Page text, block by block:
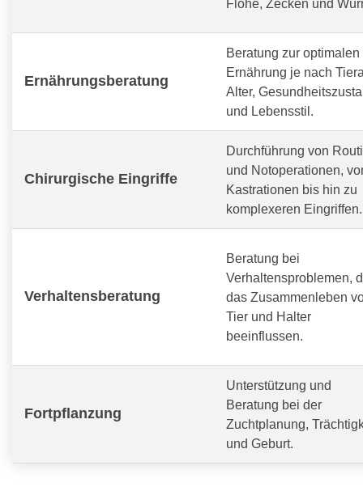
Flöhe, Zecken und
Ernährungsberatung
Beratung zur optimalen
Ernährung je nach
Alter,
und Lebensstil.
Chirurgische Eingriffe
Durchführung von
und Notoperationen,
Kastrationen bis hin zu
komplexeren Eingriffen.
Verhaltensberatung
Beratung bei
Verhaltensproblemen,
das Zusammenleben
Tier und Halter
beeinflussen.
Fortpflanzung
Unterstützung und
Beratung bei der
Zuchtplanung,
und Geburt.